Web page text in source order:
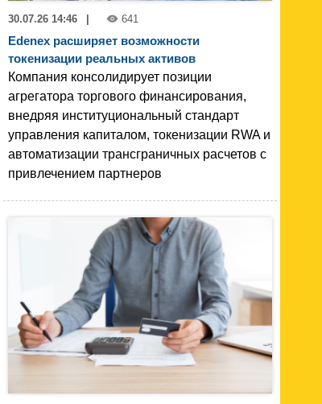
30.07.26 14:46 641
Edenex расширяет возможности
токенизации реальных активов
Компания консолидирует позиции
агрегатора торгового финансирования,
внедряя институциональный стандарт
управления капиталом, токенизации RWA и
автоматизации трансграничных расчетов с
привлечением партнеров